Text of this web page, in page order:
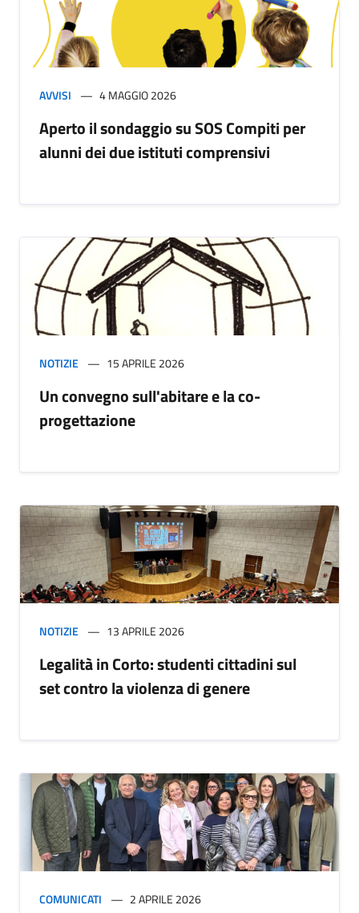
AVVISI 4 MAGGIO 2026
Aperto il sondaggio su SOS Compiti per
alunni dei due istituti comprensivi
NOTIZIE 15 APRILE 2026
Un convegno sull'abitare e la co-
progettazione
NOTIZIE 13 APRILE 2026
Legalità in Corto: studenti cittadini sul
set contro la violenza di genere
COMUNICATI 2 APRILE 2026